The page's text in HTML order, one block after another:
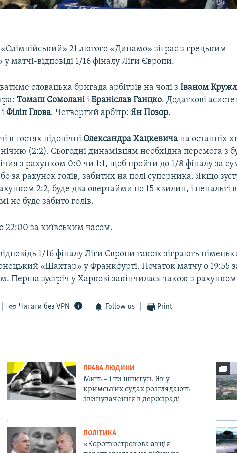
21 лютого «Динамо» зіграє з грецьким
матчі-відповіді 1/16 фіналу Ліги Європи.
словацька бригада арбітрів на чолі зІваном
Томаш Сомоланіі Браніслав Ганцко. Додаткові
і Філіп Глова. Четвертий арбітр:Ян Позор.
в гостях підопічні Олександра Хацкевича на останніх
(2:2). Сьогодні динамівцям необхідна перемога з
з рахунком 0:0 чи 1:1, щоб пройти до 1/8 фіналу за
за рахунок голів, забитих на полі суперника. Якщо
2:2, буде два овертайми по 15 хвилин, і пенальті
не буде забито голів.
22:00 за київським часом.
1/16 фіналу Ліги Європи також зіграють
«Шахтар» у Франкфурті. Початок матчу о 19:55
Перша зустріч у Харкові закінчилася також з
Читати без VPN Follow us Print
ПРАВА ЛЮДИНИ
Мить – і ти шпигун. Як у
кримських судах розглядають
звинувачення в держзраді
ПОЛІТИКА
«Короткострокова акція